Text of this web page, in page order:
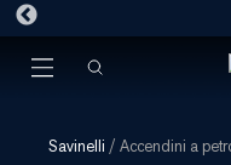
Savinelli / Accendini a